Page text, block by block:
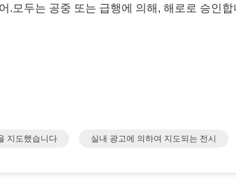
.모두는 공중 또는 급행에 의해, 해로로 승인합
지도했습니다 실내 광고에 의하여 지도되는 전시